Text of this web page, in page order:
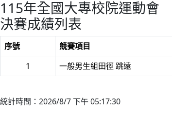
115年全國大專校院運動會
決賽成績列表
序號 競賽項目
1
一般男生組田徑 跳遠
統計時間：2026/8/7 下午 05:17:30